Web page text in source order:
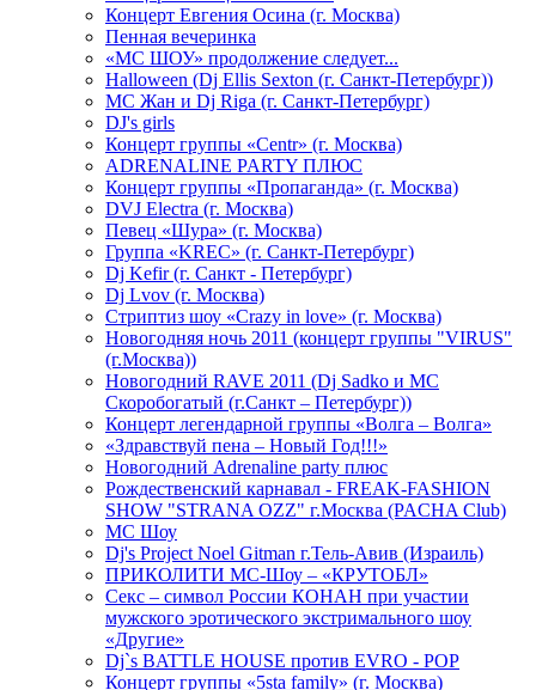
Концерт Евгения Осина (г. Москва)
Пенная вечеринка
«МС ШОУ» продолжение следует...
Halloween (Dj Ellis Sexton (г. Санкт-Петербург))
МС Жан и Dj Riga (г. Санкт-Петербург)
DJ's girls
Концерт группы «Centr» (г. Москва)
ADRENALINE PARTY ПЛЮС
Концерт группы «Пропаганда» (г. Москва)
DVJ Electra (г. Москва)
Певец «Шура» (г. Москва)
Группа «KREC» (г. Санкт-Петербург)
Dj Kefir (г. Санкт - Петербург)
Dj Lvov (г. Москва)
Стриптиз шоу «Crazy in love» (г. Москва)
Новогодняя ночь 2011 (концерт группы "VIRUS"
(г.Москва))
Новогодний RAVE 2011 (Dj Sadko и MC
Скоробогатый (г.Санкт – Петербург))
Концерт легендарной группы «Волга – Волга»
«Здравствуй пена – Новый Год!!!»
Новогодний Adrenaline party плюс
Рождественский карнавал - FREAK-FASHION
SHOW "STRANA OZZ" г.Москва (PACHA Club)
MC Шоу
Dj's Project Noel Gitman г.Тель-Авив (Израиль)
ПРИКОЛИТИ МС-Шоу – «КРУТОБЛ»
Секс – символ России КОНАН при участии
мужского эротического экстримального шоу
«Другие»
Dj`s BATTLE HOUSE против EVRO - POP
Концерт группы «5sta family» (г. Москва)